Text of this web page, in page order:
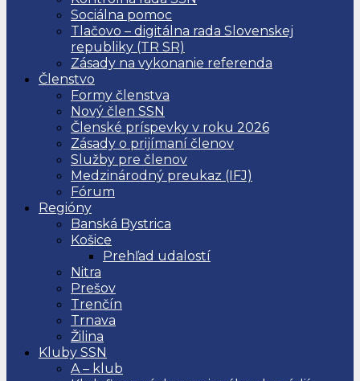
Sociálna pomoc
Tlačovo – digitálna rada Slovenskej
republiky (TR SR)
Zásady na vykonanie referenda
Členstvo
Formy členstva
Nový člen SSN
Členské príspevky v roku 2026
Zásady o prijímaní členov
Služby pre členov
Medzinárodný preukaz (IFJ)
Fórum
Regióny
Banská Bystrica
Košice
Prehľad udalostí
Nitra
Prešov
Trenčín
Trnava
Žilina
Kluby SSN
A – klub